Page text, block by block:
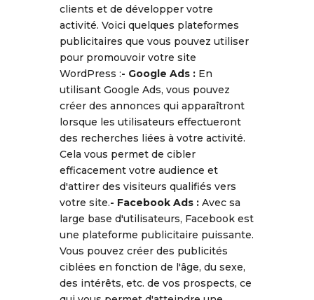
clients et de développer votre
activité. Voici quelques plateformes
publicitaires que vous pouvez utiliser
pour promouvoir votre site
WordPress :- Google Ads : En
utilisant Google Ads, vous pouvez
créer des annonces qui apparaîtront
lorsque les utilisateurs effectueront
des recherches liées à votre activité.
Cela vous permet de cibler
efficacement votre audience et
d'attirer des visiteurs qualifiés vers
votre site.- Facebook Ads : Avec sa
large base d'utilisateurs, Facebook est
une plateforme publicitaire puissante.
Vous pouvez créer des publicités
ciblées en fonction de l'âge, du sexe,
des intérêts, etc. de vos prospects, ce